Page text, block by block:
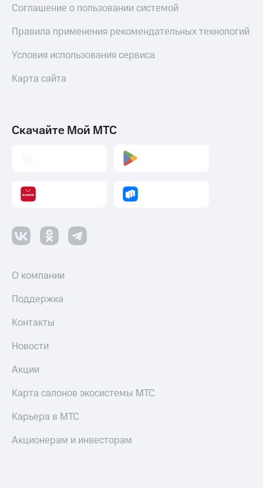
Соглашение о пользовании системой
Правила применения рекомендательных технологий
Условия использования сервиса
Карта сайта
Скачайте Мой МТС
О компании
Поддержка
Контакты
Новости
Акции
Карта салонов экосистемы МТС
Карьера в МТС
Акционерам и инвесторам